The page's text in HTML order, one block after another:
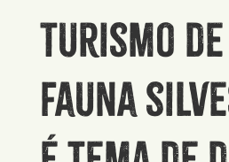
Turismo de
fauna